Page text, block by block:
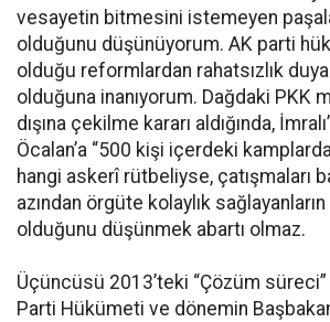
vesayetin bitmesini istemeyen
olduğunu düşünüyorum. AK parti
olduğu reformlardan rahatsızlık
olduğuna inanıyorum. Dağdaki PKK
dışına çekilme kararı aldığında,
Öcalan’a “500 kişi içerdeki
hangi askerî rütbeliyse, çatışmaları
azından örgüte kolaylık
olduğunu düşünmek abartı olmaz.
Üçüncüsü 2013’teki “Çözüm
Parti Hükümeti ve dönemin